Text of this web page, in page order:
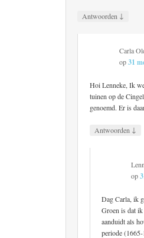
Antwoorden ↓
Carla
op31
Hoi Lenneke, Ik
tuinen op de
genoemd. Er is
Antwoorden ↓
op
Dag Carla, ik
Groen is dat ik
aanduidt als
periode